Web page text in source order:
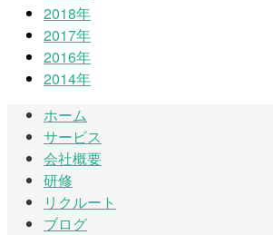
2018年
2017年
2016年
2014年
ホーム
サービス
会社概要
研修
リクルート
ブログ